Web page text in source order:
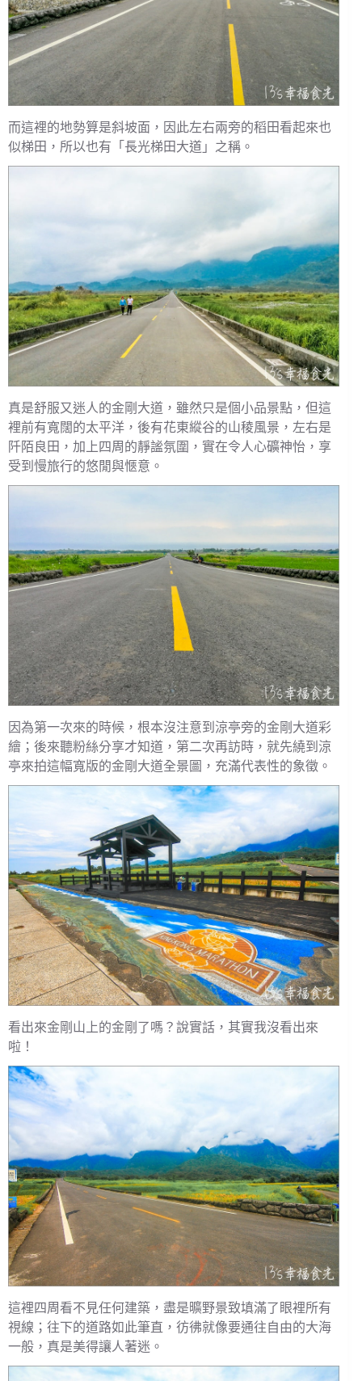
而這裡的地勢算是斜坡面，因此左右兩旁的稻田看起來也
似梯田，所以也有「長光梯田大道」之稱。
真是舒服又迷人的金剛大道，雖然只是個小品景點，但這
裡前有寬闊的太平洋，後有花東縱谷的山稜風景，左右是
阡陌良田，加上四周的靜謐氛圍，實在令人心礦神怡，享
受到慢旅行的悠閒與愜意。
因為第一次來的時候，根本沒注意到涼亭旁的金剛大道彩
繪；後來聽粉絲分享才知道，第二次再訪時，就先繞到涼
亭來拍這幅寬版的金剛大道全景圖，充滿代表性的象徵。
看出來金剛山上的金剛了嗎？說實話，其實我沒看出來
啦！
這裡四周看不見任何建築，盡是曠野景致填滿了眼裡所有
視線；往下的道路如此筆直，彷彿就像要通往自由的大海
一般，真是美得讓人著迷。